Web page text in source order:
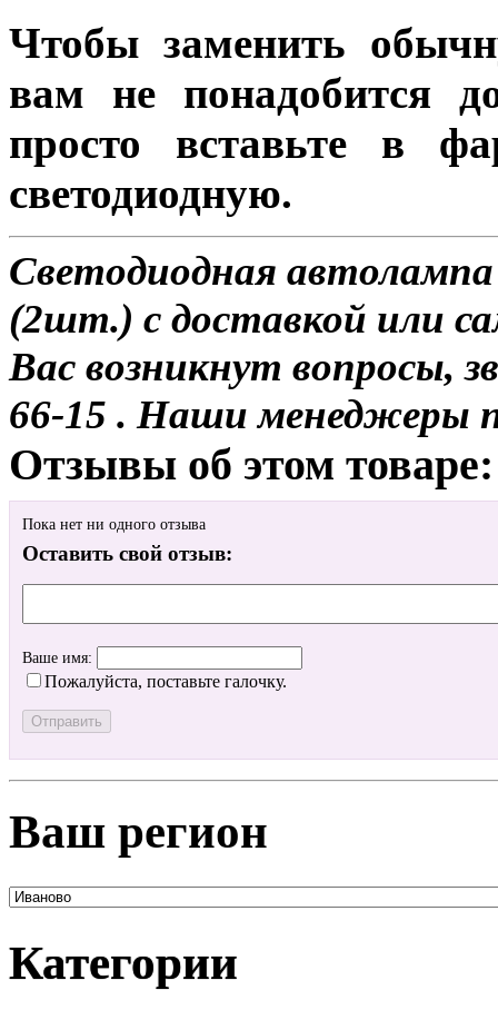
Чтобы заменить
вам не понадобится
просто вставьте в
светодиодную.
Светодиодная
(2шт.) с доставкой или
Вас возникнут вопросы,
66-15 . Наши менеджеры
Отзывы об этом товаре:
Пока нет ни одного отзыва
Оставить свой отзыв:
Ваше имя:
Пожалуйста, поставьте галочку.
Ваш регион
Категории